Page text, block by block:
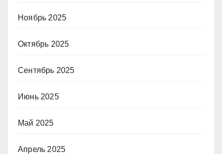
Ноябрь 2025
Октябрь 2025
Сентябрь 2025
Июнь 2025
Май 2025
Апрель 2025